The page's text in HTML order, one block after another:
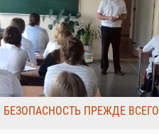
БЕЗОПАСНОСТЬ ПРЕЖДЕ ВСЕГО